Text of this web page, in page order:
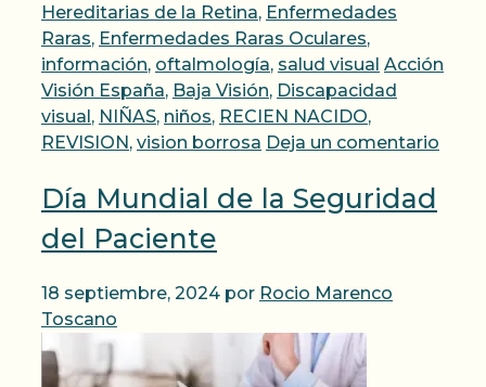
Hereditarias de la Retina, Enfermedades
Raras, Enfermedades Raras Oculares,
información, oftalmología, salud visual Etiquetas
Acción
Visión España, Baja Visión, Discapacidad
visual, NIÑAS, niños, RECIEN NACIDO,
REVISION, vision borrosa Deja un comentario
Día Mundial de la Seguridad
del Paciente
18 septiembre, 2024 por Rocio Marenco
Toscano